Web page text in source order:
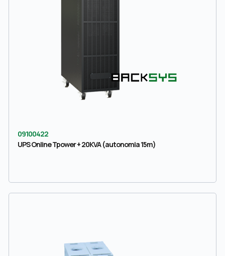
09100422
UPS Online Tpower + 20KVA (autonomia 15m)